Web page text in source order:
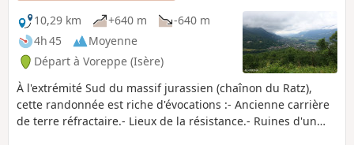
10,29 km
+640 m
-640 m
4h 45
Moyenne
Départ à Voreppe (Isère)
À l'extrémité Sud du massif jurassien (chaînon du Ratz),
cette randonnée est riche d'évocations :- Ancienne carrière
de terre réfractaire.- Lieux de la résistance.- Ruines d'un